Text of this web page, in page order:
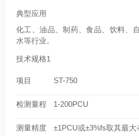
典型应用
化工、油品、制药、食品、饮料、
水等行业。
技术规格1
项目 ST-750
检测量程 1-200PCU
测量精度 ±1PCU或±3%fs取其最大